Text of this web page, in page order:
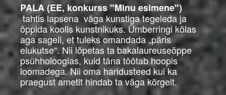
PALA (EE, konkurss "Minu esimene")
tahtis lapsena väga kunstiga tegeleda ja
õppida koolis kunstnikuks. Ümberringi kõlas
aga sageli, et tuleks omandada „päris
elukutse“. Nii lõpetas ta bakalaureuseõppe
psühholoogias, kuid täna töötab hoopis
loomadega. Nii oma haridusteed kui ka
praegust ametit hindab ta väga kõrgelt.